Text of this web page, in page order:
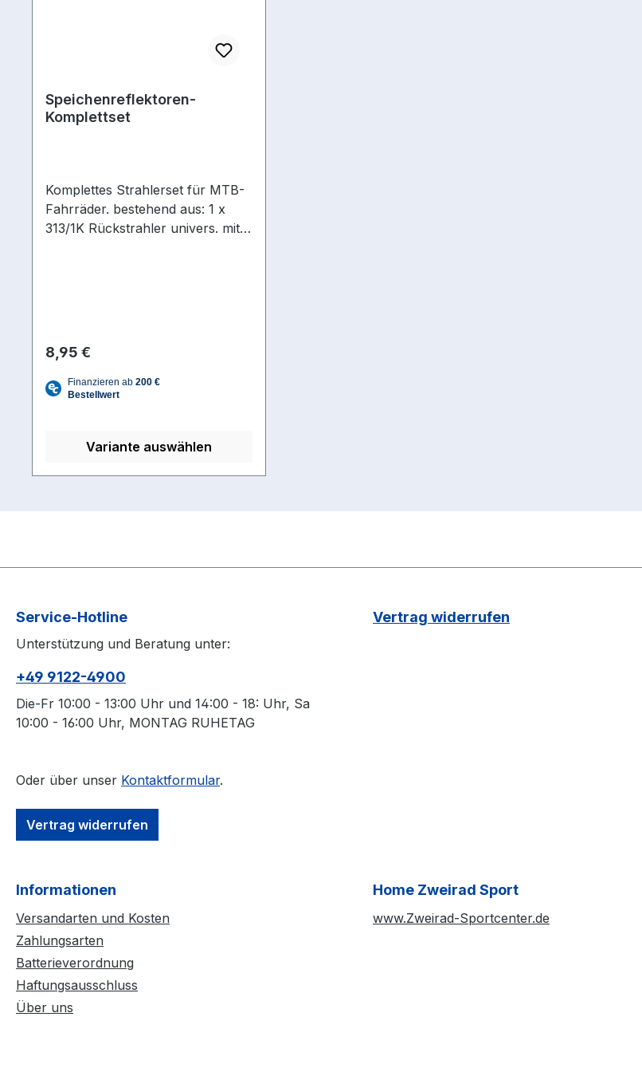
Speichenreflektoren-
Komplettset
Komplettes Strahlerset für MTB-
Fahrräder. bestehend aus: 1 x
313/1K Rückstrahler univers. mit
Regulärer Preis:
8,95 €
Variante auswählen
Service-Hotline
Unterstützung und Beratung unter:
+49 9122-4900
Die-Fr 10:00 - 13:00 Uhr und 14:00 - 18: Uhr, Sa
10:00 - 16:00 Uhr, MONTAG RUHETAG
Oder über unser Kontaktformular.
Vertrag widerrufen
Vertrag widerrufen
Informationen
Versandarten und Kosten
Zahlungsarten
Batterieverordnung
Haftungsausschluss
Über uns
Home Zweirad Sport
www.Zweirad-Sportcenter.de